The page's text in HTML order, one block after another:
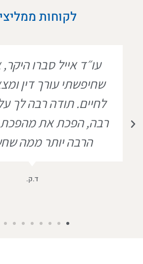
לקוחות
עו״ד אייל סברו
שחיפשתי עורך דין
לחיים. תודה רבה לך
רבה, הפכת את מהפכת
הרבה יותר ממה
ד.ק.